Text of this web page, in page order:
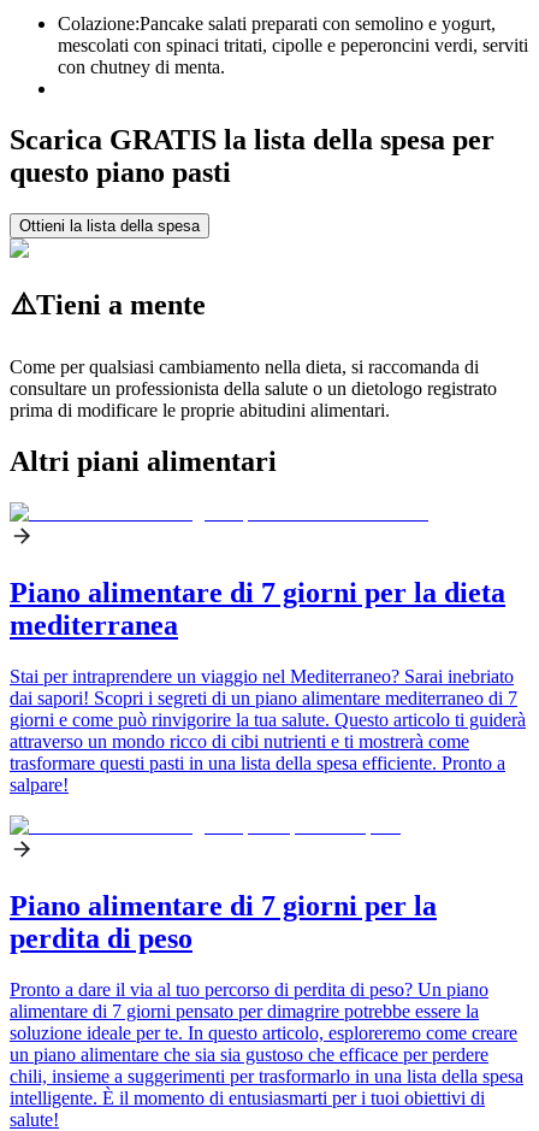
Colazione:Pancake salati preparati con semolino e yogurt,
mescolati con spinaci tritati, cipolle e peperoncini verdi, serviti
con chutney di menta.
Scarica GRATIS la lista della spesa per
questo piano pasti
Ottieni la lista della spesa
⚠️Tieni a mente
Come per qualsiasi cambiamento nella dieta, si raccomanda di
consultare un professionista della salute o un dietologo registrato
prima di modificare le proprie abitudini alimentari.
Altri piani alimentari
Piano alimentare di 7 giorni per la dieta
mediterranea
Stai per intraprendere un viaggio nel Mediterraneo? Sarai inebriato
dai sapori! Scopri i segreti di un piano alimentare mediterraneo di 7
giorni e come può rinvigorire la tua salute. Questo articolo ti guiderà
attraverso un mondo ricco di cibi nutrienti e ti mostrerà come
trasformare questi pasti in una lista della spesa efficiente. Pronto a
salpare!
Piano alimentare di 7 giorni per la
perdita di peso
Pronto a dare il via al tuo percorso di perdita di peso? Un piano
alimentare di 7 giorni pensato per dimagrire potrebbe essere la
soluzione ideale per te. In questo articolo, esploreremo come creare
un piano alimentare che sia sia gustoso che efficace per perdere
chili, insieme a suggerimenti per trasformarlo in una lista della spesa
intelligente. È il momento di entusiasmarti per i tuoi obiettivi di
salute!